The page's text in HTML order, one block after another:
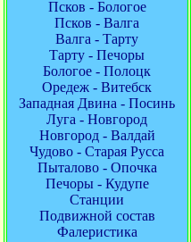
Псков - Бологое
Псков - Валга
Валга - Тарту
Тарту - Печоры
Бологое - Полоцк
Оредеж - Витебск
Западная Двина - Посинь
Луга - Новгород
Новгород - Валдай
Чудово - Старая Русса
Пыталово - Опочка
Печоры - Кудупе
Станции
Подвижной состав
Фалеристика